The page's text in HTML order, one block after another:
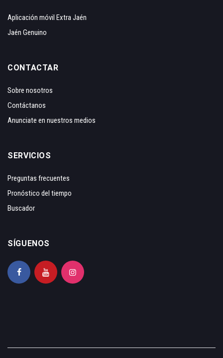
Aplicación móvil Extra Jaén
Jaén Genuino
CONTACTAR
Sobre nosotros
Contáctanos
Anunciate en nuestros medios
SERVICIOS
Preguntas frecuentes
Pronóstico del tiempo
Buscador
SÍGUENOS